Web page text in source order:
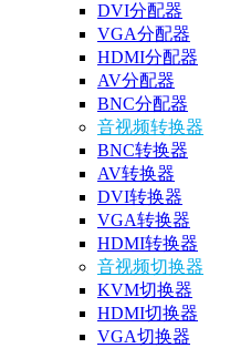
DVI分配器
VGA分配器
HDMI分配器
AV分配器
BNC分配器
音视频转换器
BNC转换器
AV转换器
DVI转换器
VGA转换器
HDMI转换器
音视频切换器
KVM切换器
HDMI切换器
VGA切换器